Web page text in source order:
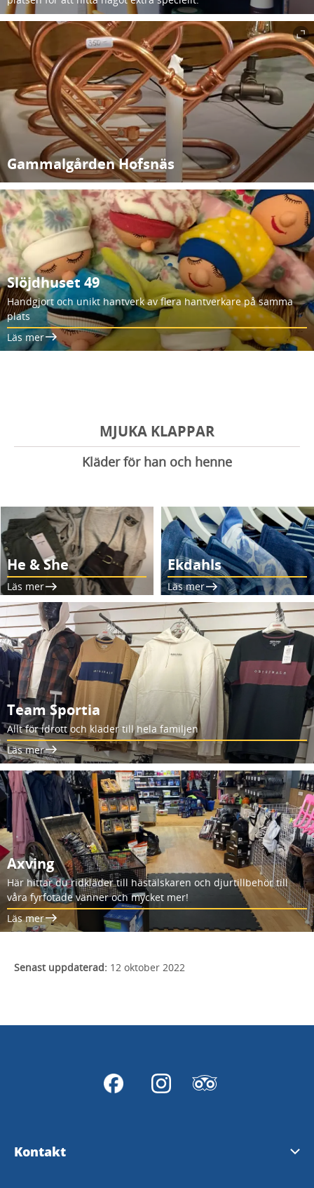
Gammalgården Hofsnäs
Slöjdhuset 49
Handgjort och unikt hantverk av flera hantverkare på samma
plats
Läs mer
MJUKA KLAPPAR
Kläder för han och henne
He & She
Läs mer
Ekdahls
Läs mer
Team Sportia
Allt för idrott och kläder till hela familjen
Läs mer
Axving
Här hittar du ridkläder till hästälskaren och djurtillbehör till
våra fyrfotade vänner och mycket mer!
Läs mer
Senast uppdaterad: 12 oktober 2022
Kontakt